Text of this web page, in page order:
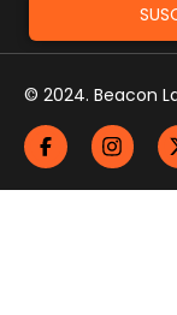
© 2024. Beacon